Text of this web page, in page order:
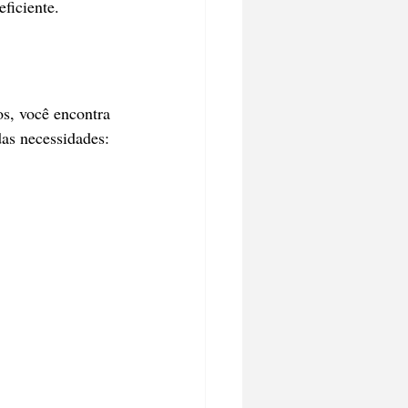
você encontra
necessidades: